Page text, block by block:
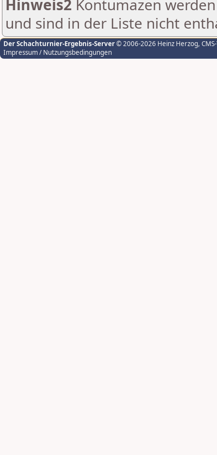
Hinweis2 Kontumazen
und sind in der Liste nicht
Der Schachturnier-Ergebnis-Server© 2006-2026 Heinz Herzog,
Impressum / Nutzungsbedingungen